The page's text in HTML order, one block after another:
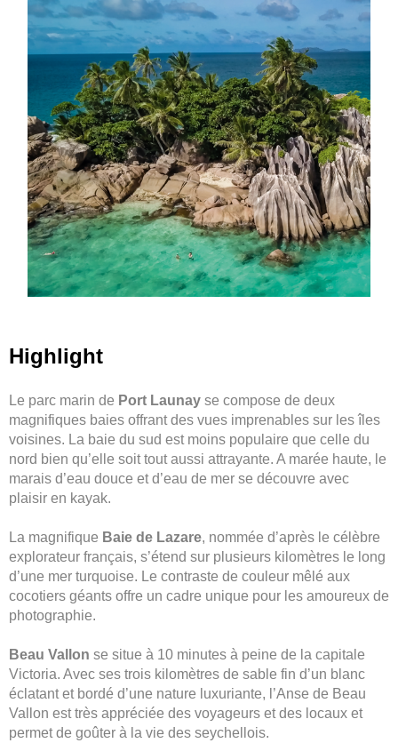
Highlight
Le parc marin de Port Launay se compose de deux
magnifiques baies offrant des vues imprenables sur les îles
voisines. La baie du sud est moins populaire que celle du
nord bien qu’elle soit tout aussi attrayante. A marée haute, le
marais d’eau douce et d’eau de mer se découvre avec
plaisir en kayak.
La magnifique Baie de Lazare, nommée d’après le célèbre
explorateur français, s’étend sur plusieurs kilomètres le long
d’une mer turquoise. Le contraste de couleur mêlé aux
cocotiers géants offre un cadre unique pour les amoureux de
photographie.
Beau Vallon se situe à 10 minutes à peine de la capitale
Victoria. Avec ses trois kilomètres de sable fin d’un blanc
éclatant et bordé d’une nature luxuriante, l’Anse de Beau
Vallon est très appréciée des voyageurs et des locaux et
permet de goûter à la vie des seychellois.